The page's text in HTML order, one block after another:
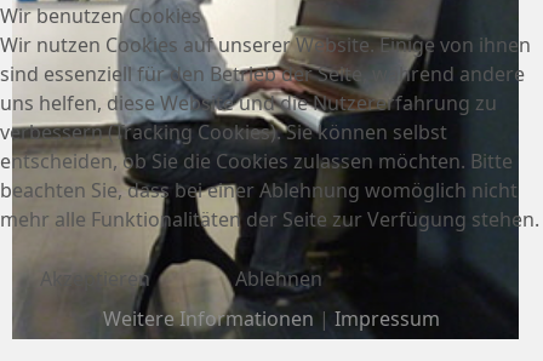
Wir benutzen Cookies
Wir nutzen Cookies auf unserer Website. Einige von ihnen
sind essenziell für den Betrieb der Seite, während andere
uns helfen, diese Website und die Nutzererfahrung zu
verbessern (Tracking Cookies). Sie können selbst
entscheiden, ob Sie die Cookies zulassen möchten. Bitte
beachten Sie, dass bei einer Ablehnung womöglich nicht
mehr alle Funktionalitäten der Seite zur Verfügung stehen.
Akzeptieren
Ablehnen
Weitere Informationen | Impressum